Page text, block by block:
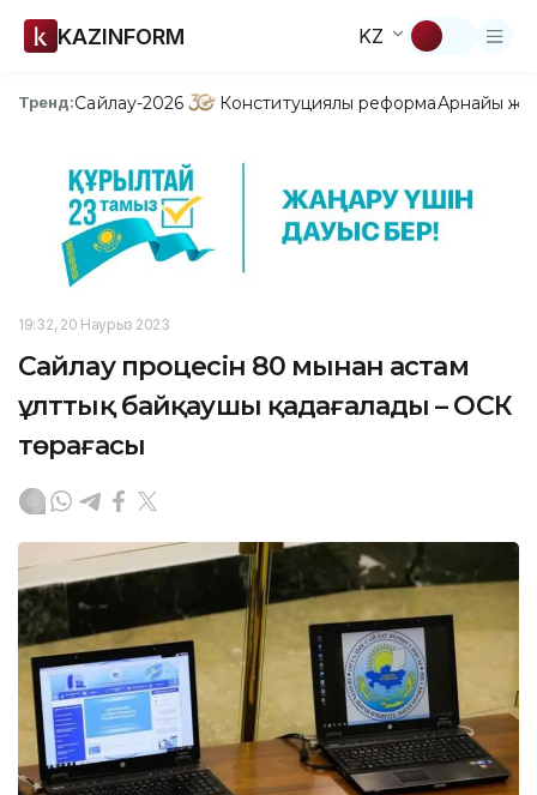
KAZINFORM KZ
Тренд:Сайлау-2026 Конституциялық реформаАрнайы
19:32, 20 Наурыз 2023
Сайлау процесін 80 мыңнан астам
ұлттық байқаушы қадағалады – ОСК
төрағасы